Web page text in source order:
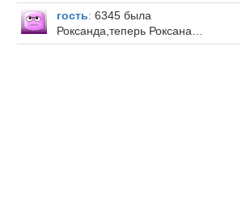
гость: 6345 была
Роксанда,теперь Роксана…